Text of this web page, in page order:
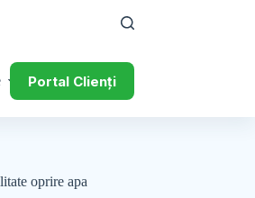
Portal Clienți
oprire apa